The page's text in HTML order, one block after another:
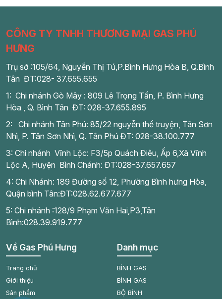
CÔNG TY TNHH THƯƠNG MẠI GAS PHÚ
HƯNG
Trụ sở :105/64, Nguyễn Thị Tú,P.Bình Hưng Hòa B, Q.Bình
Tân ĐT:028- 37.655.655
1: Chi nhánh Gò Mây : 809 Lê Trọng Tấn, P. Bình Hưng
Hòa , Q. Bình Tân ĐT: 028-37.655.895
2: Chi nhánh Tân Phú: 85/22 nguyễn thế truyện, Tân Sơn
Nhì, P. Tân Sơn Nhì, Q. Tân Phú ĐT: 028-38.100.777
3: Chi nhánh Vĩnh Lộc: F3/5p Quách Điêu, Ấp 6,Xã Vĩnh
Lộc A, Huyện Bình Chánh: ĐT:028-37.657.657
4: Chi Nhánh: 189 Đường số 12, Phường Bình hưng Hòa,
Quận bình Tân:ĐT:028.62.677.677
5: Chi nhánh :128/9 Phạm Văn Hai,P3,Tân
Bình:028.39.919.777
Về Gas Phú Hưng
Trang chủ
Giới thiệu
Sản phẩm
Danh mục
BÌNH GAS
BÌNH GAS
BỘ BÌNH